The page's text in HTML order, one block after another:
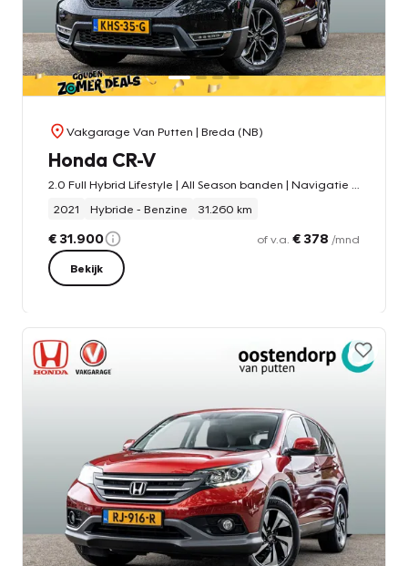
Vakgarage Van Putten | Breda (NB)
Honda CR-V
2021
Hybride - Benzine 31.260 km
€ 31.900 of v.a. € 378 /mnd
Bekijk